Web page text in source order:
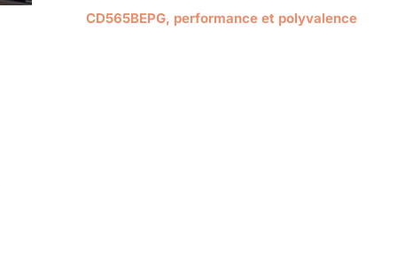
CD565BEPG, performance et polyvalence